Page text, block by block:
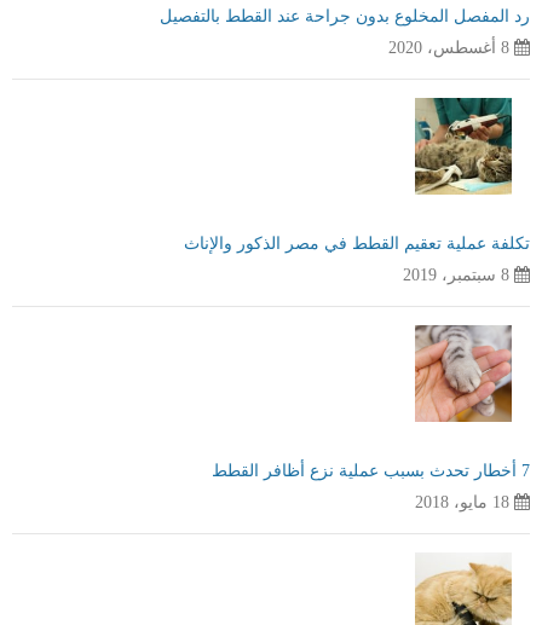
رد المفصل المخلوع بدون جراحة عند القطط بالتفصيل
8 أغسطس، 2020
تكلفة عملية تعقيم القطط في مصر الذكور والإناث
8 سبتمبر، 2019
7 أخطار تحدث بسبب عملية نزع أظافر القطط
18 مايو، 2018